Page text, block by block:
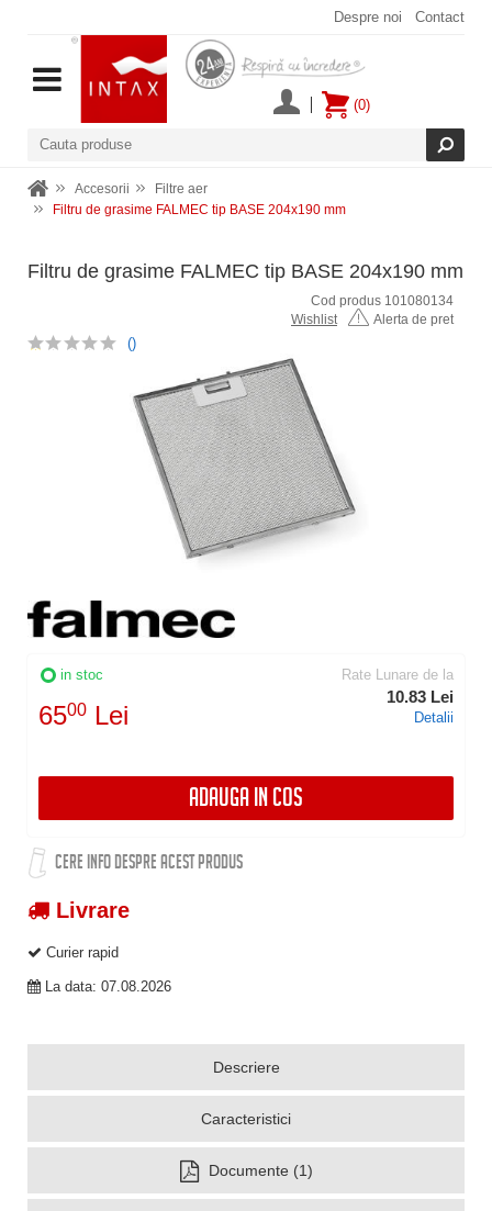
Despre noi Contact
(0)
Accesorii
Filtre aer
Filtru de grasime FALMEC tip BASE 204x190 mm
Filtru de grasime FALMEC tip BASE 204x190 mm
Cod produs 101080134
Wishlist
Alerta de pret
()
in stoc
6500 Lei
Rate Lunare de la
10.83 Lei
Detalii
ADAUGA IN COS
CERE INFO DESPRE ACEST PRODUS
Livrare
Curier rapid
La data: 07.08.2026
Descriere
Caracteristici
Documente (1)